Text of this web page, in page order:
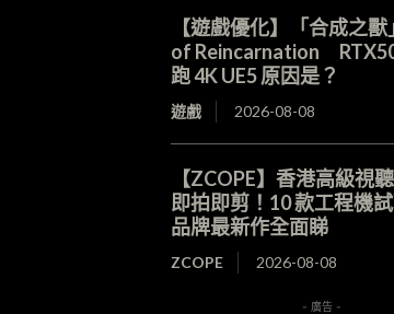
【遊戲優化】「合成之
of Reincarnation
跑 4K UE5 原因是？
遊戲 2026-08-08
【ZCOPE】香港高級視
即拍即剪！10 款工程機
品牌最新作全面睇
ZCOPE 2026-08-08
- 廣告 -